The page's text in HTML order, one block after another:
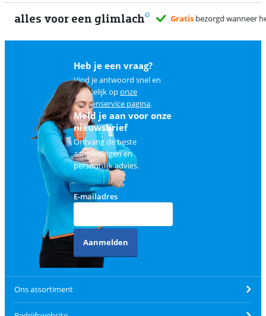
alles voor een glimlach
Heb je een vraag?
Vind je antwoord snel en
makkelijk oponze
klantenservice pagina.
Meld je aan voor onze
nieuwsbrief
Ontvang de beste
aanbiedingen en
persoonlijk advies.
E-mailadres
Aanmelden
Ons assortiment